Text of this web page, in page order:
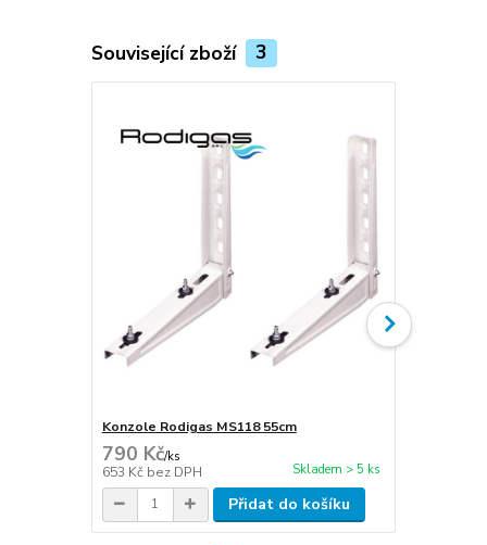
Související zboží 3
Konzole Rodigas MS118 55cm
790 Kč/ks
653 Kč bez DPH Skladem > 5 ks
Přidat do košíku